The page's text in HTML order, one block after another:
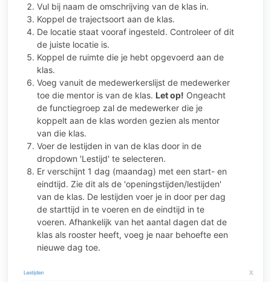
Vul bij naam de omschrijving van de klas in.
Koppel de trajectsoort aan de klas.
De locatie staat vooraf ingesteld. Controleer of dit
de juiste locatie is.
Koppel de ruimte die je hebt opgevoerd aan de
klas.
Voeg vanuit de medewerkerslijst de medewerker
toe die mentor is van de klas. Let op! Ongeacht
de functiegroep zal de medewerker die je
koppelt aan de klas worden gezien als mentor
van die klas.
Voer de lestijden in van de klas door in de
dropdown 'Lestijd' te selecteren.
Er verschijnt 1 dag (maandag) met een start- en
eindtijd. Zie dit als de 'openingstijden/lestijden'
van de klas. De lestijden voer je in door per dag
de starttijd in te voeren en de eindtijd in te
voeren. Afhankelijk van het aantal dagen dat de
klas als rooster heeft, voeg je naar behoefte een
nieuwe dag toe.